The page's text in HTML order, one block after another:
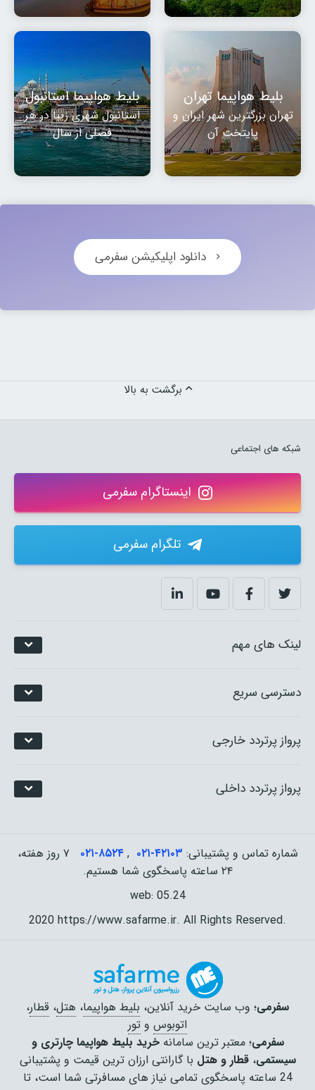
بلیط هواپیما تهران
تهران بزرگترین شهر ایران و
پایتخت آن
بلیط هواپیما استانبول
استانبول شهری زیبا در هر
فصلی از سال
دانلود اپلیکیشن سفرمی
پرواز پرتردد داخلی
پرواز پرتردد خارجی
دسترسی سریع
لینک های مهم
شبکه های اجتماعی
اینستاگرام سفرمی
تلگرام سفرمی
شماره تماس و پشتیبانی: ۰۲۱-۴٢١٠٣ ,۰۲۱-۸۵۲۴
۷ روز هفته،
۲۴ ساعته پاسخگوی شما هستیم.
web: 05.24
2020 https://www.safarme.ir. All Rights Reserved.
سفرمی؛ وب سایت خرید آنلاین، بلیط هواپیما، هتل، قطار،
اتوبوس و تور
سفرمی؛ معتبر ترین سامانهخرید بلیط هواپیما چارتری و
سیستمی،قطار و هتل با گارانتی ارزان ترین قیمت و پشتیبانی
24 ساعته پاسخگوی تمامی نیاز های مسافرتی شما است، تا